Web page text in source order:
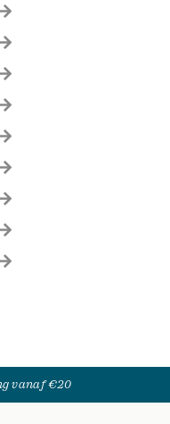
vanaf €20